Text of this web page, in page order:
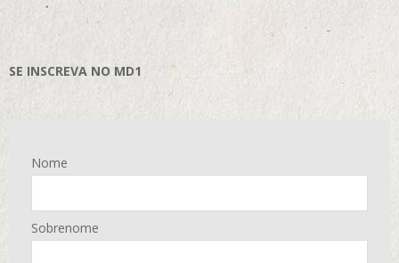
SE INSCREVA NO MD1
Nome
Sobrenome